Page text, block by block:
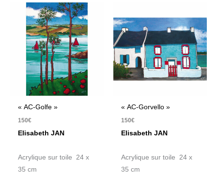
« AC-Golfe »
150€
Elisabeth JAN
Acrylique sur toile 24 x
35 cm
« AC-Gorvello »
150€
Elisabeth JAN
Acrylique sur toile 24 x
35 cm